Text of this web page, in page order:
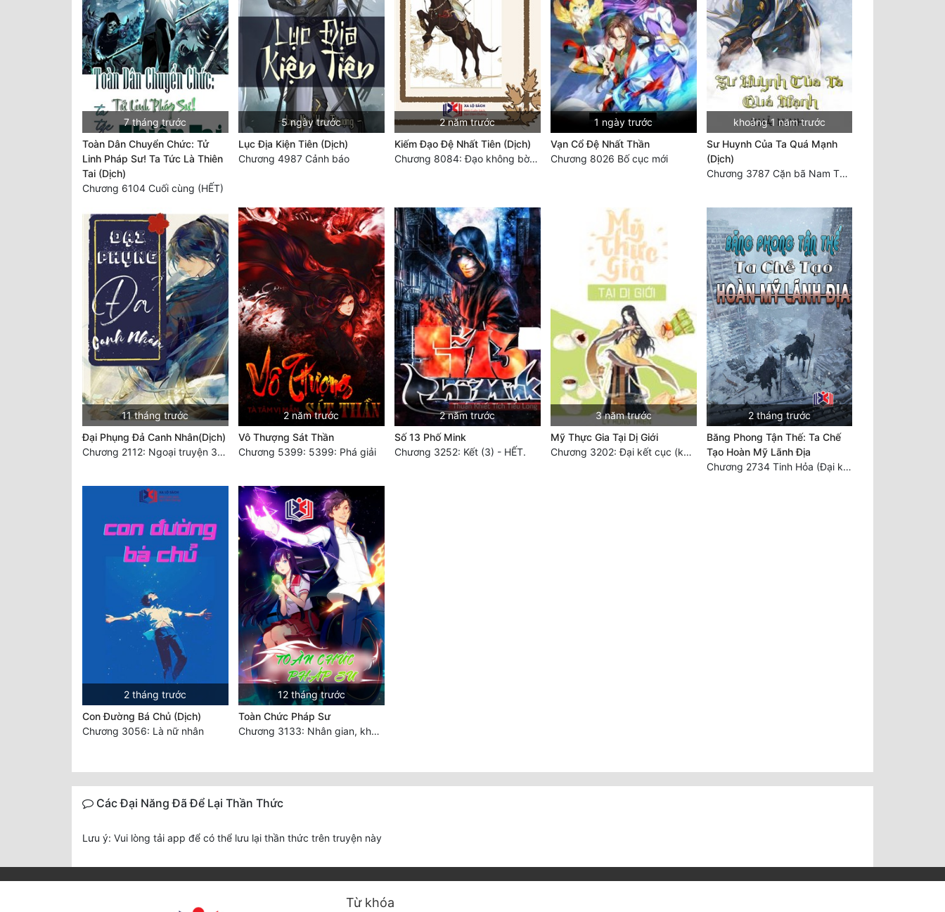
7 tháng trước
Toàn Dân Chuyển Chức: Tử
Linh Pháp Sư! Ta Tức Là Thiên
Tai (Dịch)
Chương 6104 Cuối cùng (HẾT)
5 ngày trước
Lục Địa Kiện Tiên (Dịch)
Chương 4987 Cảnh báo
2 năm trước
Kiếm Đạo Đệ Nhất Tiên (Dịch)
Chương 8084: Đạo không bờ bến (Đại kết cục) (10)
1 ngày trước
Vạn Cổ Đệ Nhất Thần
Chương 8026 Bố cục mới
khoảng 1 năm trước
Sư Huynh Của Ta Quá Mạnh
(Dịch)
Chương 3787 Cặn bã Nam Thiên Đạo
11 tháng trước
Đại Phụng Đả Canh Nhân(Dịch)
Chương 2112: Ngoại truyện 3 - Tiệc mừng công
2 năm trước
Vô Thượng Sát Thần
Chương 5399: 5399: Phá giải
2 năm trước
Số 13 Phố Mink
Chương 3252: Kết (3) - HẾT.
3 năm trước
Mỹ Thực Gia Tại Dị Giới
Chương 3202: Đại kết cục (kết) (2)
2 tháng trước
Băng Phong Tận Thế: Ta Chế
Tạo Hoàn Mỹ Lãnh Địa
Chương 2734 Tinh Hỏa (Đại kết cục) (2)
2 tháng trước
Con Đường Bá Chủ (Dịch)
Chương 3056: Là nữ nhân
12 tháng trước
Toàn Chức Pháp Sư
Chương 3133: Nhân gian, không thể trêu vào
Các Đại Năng Đã Để Lại Thần Thức
Lưu ý: Vui lòng tải app để có thể lưu lại thần thức trên truyện này
Từ khóa